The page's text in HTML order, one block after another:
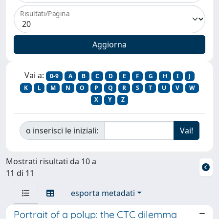
Risultati/Pagina
Vai a: 0-9 A B C D E F G H I
J
K
L M N O P Q R S T U V
W
X
Y Z
o inserisci le iniziali:
Mostrati risultati da 10 a
11 di 11
esporta metadati
Portrait of a polyp: the CTC dilemma